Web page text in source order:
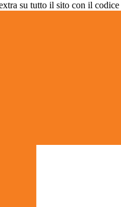
su tutto il sito con il codice